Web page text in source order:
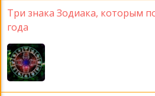
Три знака Зодиака, которым
года